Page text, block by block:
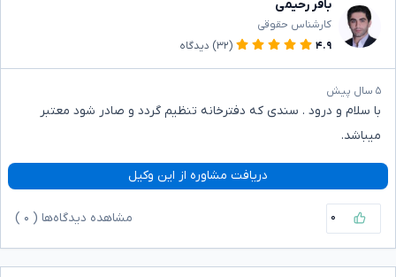
باقر رحیمی
کارشناس حقوقی
۴.۹
(۳۲) دیدگاه
۵ سال پیش
با سلام و درود . سندی که دفترخانه تنظیم گردد و صادر شود معتبر
میباشد.
دریافت مشاوره از این وکیل
۰ مشاهده دیدگاه‌ها ( ۰